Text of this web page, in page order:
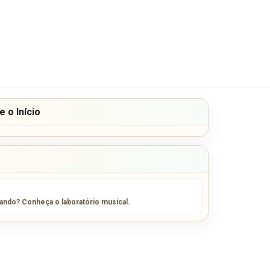
o Início
Conheça o laboratório musical.